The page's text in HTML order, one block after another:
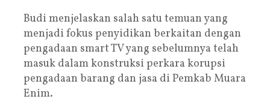
Budi menjelaskan salah satu temuan yang
menjadi fokus penyidikan berkaitan dengan
pengadaan smart TV yang sebelumnya telah
masuk dalam konstruksi perkara korupsi
pengadaan barang dan jasa di Pemkab Muara
Enim.